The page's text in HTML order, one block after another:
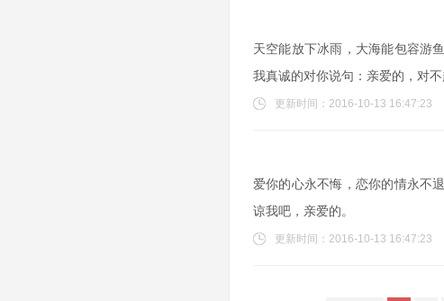
天空能放下冰雨，大海能包容游
我真诚的对你说句：亲爱的，对不
更新时间：2016-10-13 16:47:23
爱你的心永不悔，恋你的情永不
谅我吧，亲爱的。
更新时间：2016-10-13 16:47:23